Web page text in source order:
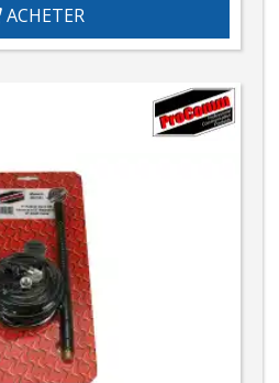
ACHETER